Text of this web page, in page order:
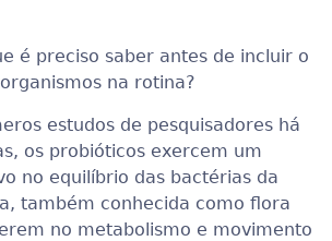
é preciso saber antes de incluir o
na rotina?
estudos de pesquisadores há
os probióticos exercem um
no equilíbrio das bactérias da
também conhecida como flora
no metabolismo e movimento